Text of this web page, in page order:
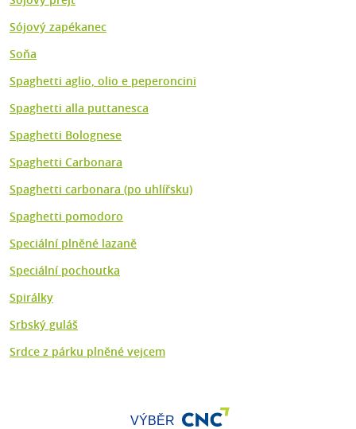
Sójový zapékanec
Soňa
Spaghetti aglio, olio e peperoncini
Spaghetti alla puttanesca
Spaghetti Bolognese
Spaghetti Carbonara
Spaghetti carbonara (po uhlířsku)
Spaghetti pomodoro
Speciální plněné lazaně
Speciální pochoutka
Spirálky
Srbský guláš
Srdce z párku plněné vejcem
VÝBĚR